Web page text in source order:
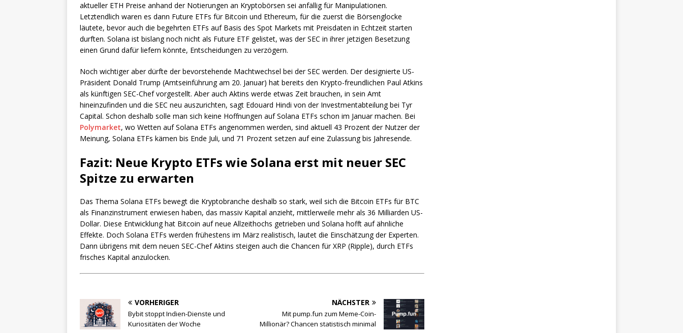
aktueller ETH Preise anhand der Notierungen an Kryptobörsen sei anfällig für Manipulationen.
Letztendlich waren es dann Future ETFs für Bitcoin und Ethereum, für die zuerst die Börsenglocke
läutete, bevor auch die begehrten ETFs auf Basis des Spot Markets mit Preisdaten in Echtzeit starten
durften. Solana ist bislang noch nicht als Future ETF gelistet, was der SEC in ihrer jetzigen Besetzung
einen Grund dafür liefern könnte, Entscheidungen zu verzögern.
Noch wichtiger aber dürfte der bevorstehende Machtwechsel bei der SEC werden. Der designierte US-
Präsident Donald Trump (Amtseinführung am 20. Januar) hat bereits den Krypto-freundlichen Paul Atkins
als künftigen SEC-Chef vorgestellt. Aber auch Aktins werde etwas Zeit brauchen, in sein Amt
hineinzufinden und die SEC neu auszurichten, sagt Edouard Hindi von der Investmentabteilung bei Tyr
Capital. Schon deshalb solle man sich keine Hoffnungen auf Solana ETFs schon im Januar machen. Bei
Polymarket, wo Wetten auf Solana ETFs angenommen werden, sind aktuell 43 Prozent der Nutzer der
Meinung, Solana ETFs kämen bis Ende Juli, und 71 Prozent setzen auf eine Zulassung bis Jahresende.
Fazit: Neue Krypto ETFs wie Solana erst mit neuer SEC
Spitze zu erwarten
Das Thema Solana ETFs bewegt die Kryptobranche deshalb so stark, weil sich die Bitcoin ETFs für BTC
als Finanzinstrument erwiesen haben, das massiv Kapital anzieht, mittlerweile mehr als 36 Milliarden US-
Dollar. Diese Entwicklung hat Bitcoin auf neue Allzeithochs getrieben und Solana hofft auf ähnliche
Effekte. Doch Solana ETFs werden frühestens im März realistisch, lautet die Einschätzung der Experten.
Dann übrigens mit dem neuen SEC-Chef Aktins steigen auch die Chancen für XRP (Ripple), durch ETFs
frisches Kapital anzulocken.
VORHERIGER
Bybit stoppt Indien-Dienste und
Kuriositäten der Woche
NÄCHSTER
Mit pump.fun zum Meme-Coin-
Millionär? Chancen statistisch minimal